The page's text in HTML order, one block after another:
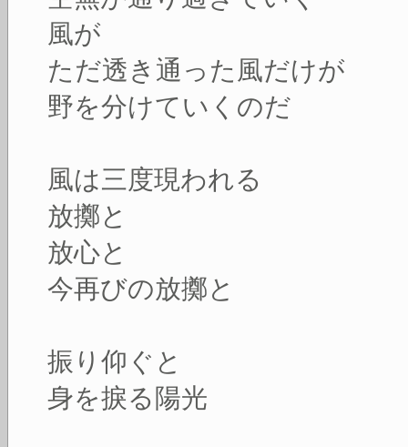
風が
ただ透き通った風だけが
野を分けていくのだ
風は三度現われる
放擲と
放心と
今再びの放擲と
振り仰ぐと
身を捩る陽光